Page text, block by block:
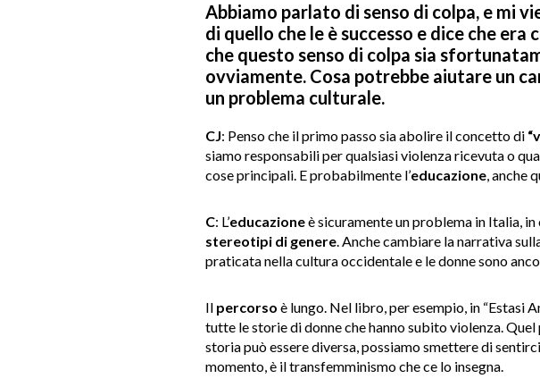
Abbiamo parlato di senso di colpa, e mi
di quello che le è successo e dice che era
che questo senso di colpa sia
ovviamente. Cosa potrebbe aiutare un
un problema culturale.
CJ: Penso che il primo passo sia abolire il concetto di
siamo responsabili per qualsiasi violenza ricevuta o
cose principali. E probabilmente l’educazione, anche
C: L’educazioneè sicuramente un problema in Italia, in
stereotipi di genere. Anche cambiare la narrativa
praticata nella cultura occidentale e le donne sono
Ilpercorso è lungo. Nel libro, per esempio, in “Estasi
tutte le storie di donne che hanno subito violenza. Quel
storia può essere diversa, possiamo smettere di
momento, è il transfemminismo che ce lo insegna.